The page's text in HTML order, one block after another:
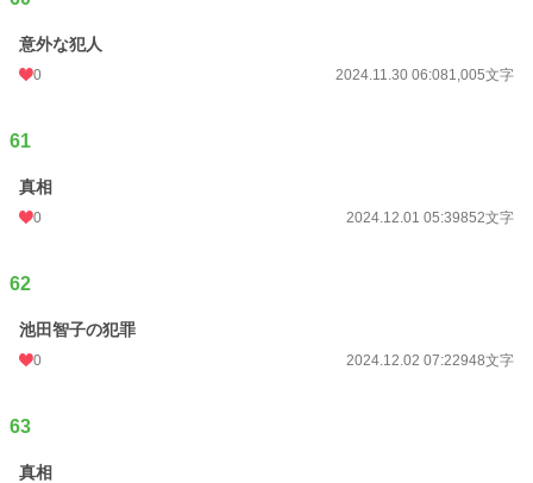
意外な犯人
0 2024.11.30 06:081,005文字
61
真相
0 2024.12.01 05:39852文字
62
池田智子の犯罪
0 2024.12.02 07:22948文字
63
真相